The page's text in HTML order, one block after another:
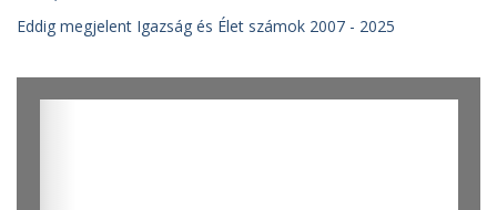
Eddig megjelent Igazság és Élet számok 2007 - 2025